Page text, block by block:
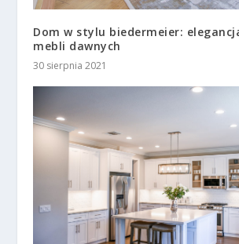
Dom w stylu biedermeier:
mebli dawnych
30 sierpnia 2021